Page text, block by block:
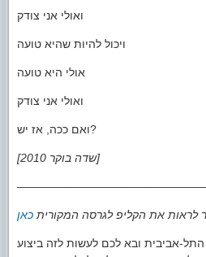
ואולי אני צודק
ויכול להיות שהיא טועה
אולי היא טועה
ואולי אני צודק
ואם ככה, אז יש?
[שדה בוקר 2010]
לראות את הקליפ לגרסה המקורית
אביבית ובא לכם לעשות לזה ביצוע